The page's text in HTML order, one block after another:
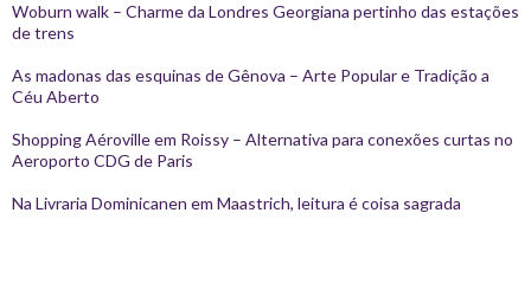
Woburn walk – Charme da Londres Georgiana pertinho das estações
de trens
As madonas das esquinas de Gênova – Arte Popular e Tradição a
Céu Aberto
Shopping Aéroville em Roissy – Alternativa para conexões curtas no
Aeroporto CDG de Paris
Na Livraria Dominicanen em Maastrich, leitura é coisa sagrada